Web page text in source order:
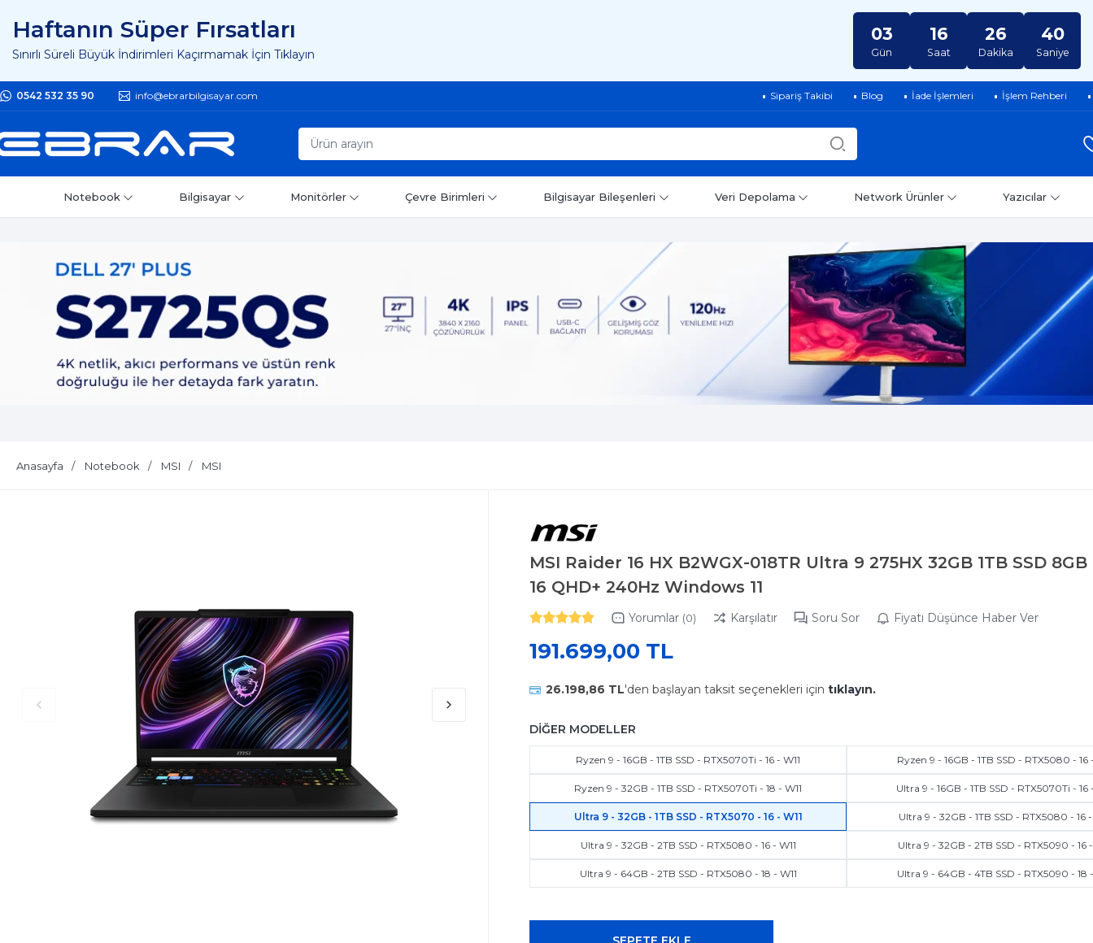
Haftanın Süper Fırsatları
Sınırlı Süreli Büyük İndirimleri Kaçırmamak İçin Tıklayın
03
Gün
16
Saat
26
Dakika
39
Saniye
0542 532 35 90 info@ebrarbilgisayar.com Sipariş Takibi Blog İade İşlemleri İşlem Rehberi
Notebook Bilgisayar Monitörler Çevre Birimleri Bilgisayar Bileşenleri Veri Depolama Network Ürünler Yazıcılar
Anasayfa Notebook MSI MSI
MSI Raider 16 HX B2WGX-018TR Ultra 9 275HX 32GB 1TB SSD 8GB
16 QHD+ 240Hz Windows 11
Yorumlar (0) Karşılatır Soru Sor Fiyatı Düşünce Haber Ver
191.699,00 TL
26.198,86 TL'den başlayan taksit seçenekleri için tıklayın.
DİĞER MODELLER
Ryzen 9 - 16GB - 1TB SSD - RTX5070Ti - 16 - W11 Ryzen 9 - 16GB - 1TB SSD - RTX5080 - 16
Ryzen 9 - 32GB - 1TB SSD - RTX5070Ti - 18 - W11 Ultra 9 - 16GB - 1TB SSD - RTX5070Ti - 16
Ultra 9 - 32GB - 1TB SSD - RTX5070 - 16 - W11 Ultra 9 - 32GB - 1TB SSD - RTX5080 - 16 -
Ultra 9 - 32GB - 2TB SSD - RTX5080 - 16 - W11 Ultra 9 - 32GB - 2TB SSD - RTX5090 - 16 -
Ultra 9 - 64GB - 2TB SSD - RTX5080 - 18 - W11 Ultra 9 - 64GB - 4TB SSD - RTX5090 - 18 -